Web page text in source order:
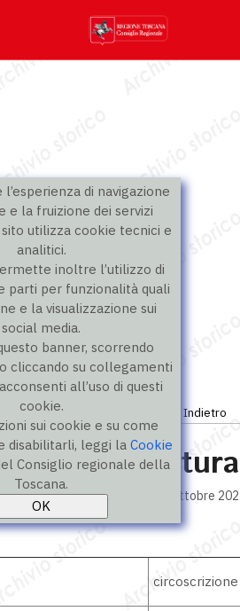
di navigazione
e la fruizione dei servizi
utilizza cookie tecnici e
analitici.
inoltre l’utilizzo di
parti per funzionalità quali
e la visualizzazione sui
social media.
banner, scorrendo
cliccando su collegamenti
all’uso di questi
cookie.
sui cookie e su come
disabilitarli, leggi laCookie
Consiglio regionale della
Toscana.
Elezioni regionali Indietro
XII
elettorale del 12 - 13 ottobre
circoscrizione